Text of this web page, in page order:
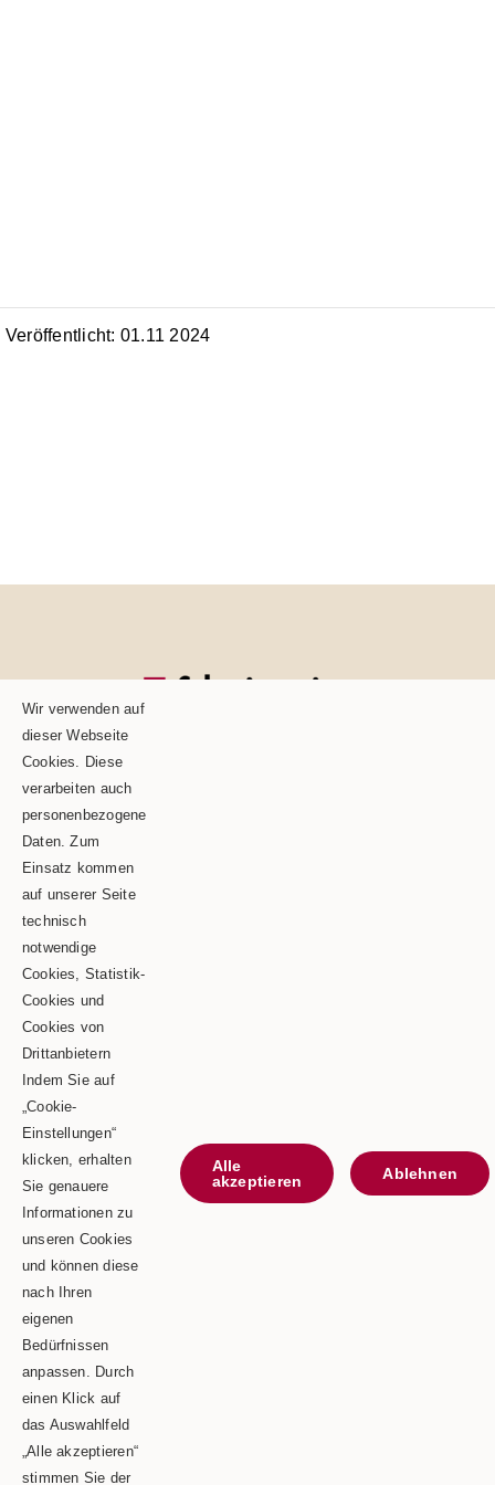
Veröffentlicht: 01.11 2024
Schäble TEAM GmbH & Co.KG
Goldbergstraße 24
73469 Riesbürg
Telefon: 0 90 81 / 75 73
Telefax: 0 90 81 / 75 52
E-Mail: info@schaeble-team.de
Kontaktieren Sie uns
Impressum
Datenschutz
Copyright © 2026 | Schäble TEAM GmbH & Co.KG
Wir verwenden auf
dieser Webseite
Cookies. Diese
verarbeiten auch
personenbezogene
Daten. Zum
Einsatz kommen
auf unserer Seite
technisch
notwendige
Cookies, Statistik-
Cookies und
Cookies von
Drittanbietern
Indem Sie auf
„Cookie-
Einstellungen“
klicken, erhalten
Sie genauere
Informationen zu
unseren Cookies
und können diese
nach Ihren
eigenen
Bedürfnissen
anpassen. Durch
einen Klick auf
das Auswahlfeld
„Alle akzeptieren“
stimmen Sie der
Alle
akzeptieren
Ablehnen